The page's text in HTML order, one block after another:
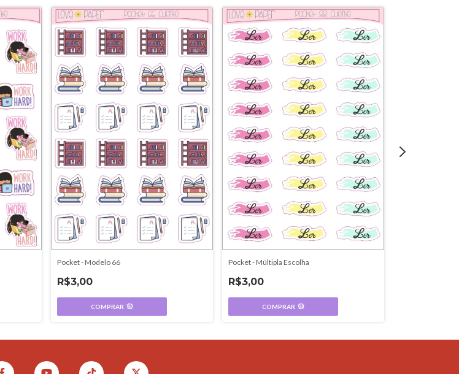
Pocket - Modelo 66
R$3,00
COMPRAR
Pocket - Múltipla Escolha
R$3,00
COMPRAR